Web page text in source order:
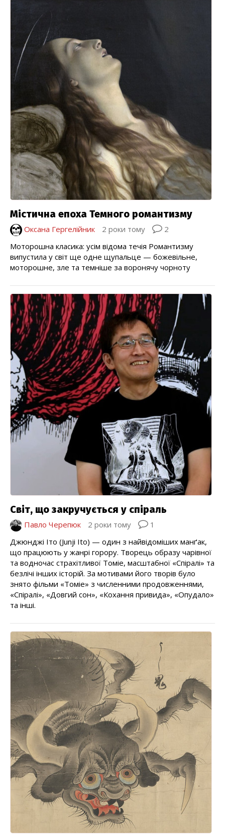
Містична епоха Темного романтизму
Оксана Гергелійник 2 роки тому
2
Моторошна класика: усім відома течія Романтизму
випустила у світ ще одне щупальце — божевільне,
моторошне, зле та темніше за воронячу чорноту
Світ, що закручується у спіраль
Павло Черепюк 2 роки тому
1
Джюнджі Іто (Junji Ito) — один з найвідоміших манґак,
що працюють у жанрі горору. Творець образу чарівної
та водночас страхітливої Томіе, масштабної «Спіралі» та
безлічі інших історій. За мотивами його творів було
знято фільми «Томіе» з численними продовженнями,
«Спіралі», «Довгий сон», «Кохання привида», «Опудало»
та інші.